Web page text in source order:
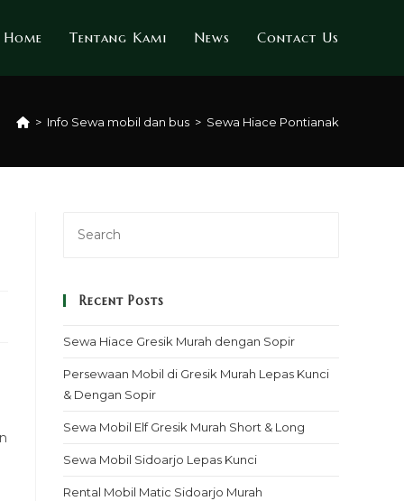
Home Tentang Kami News Contact Us
> Info Sewa mobil dan bus > Sewa Hiace Pontianak
Recent Posts
Sewa Hiace Gresik Murah dengan Sopir
Persewaan Mobil di Gresik Murah Lepas Kunci
& Dengan Sopir
Sewa Mobil Elf Gresik Murah Short & Long
Sewa Mobil Sidoarjo Lepas Kunci
Rental Mobil Matic Sidoarjo Murah